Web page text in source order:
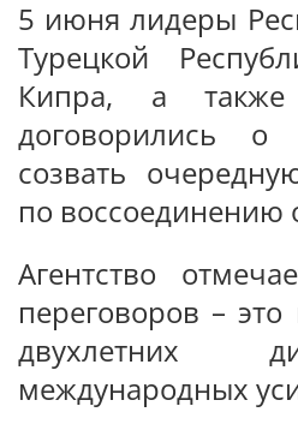
5 июня лидеры
Турецкой
Кипра, а
договорились о
созвать
по воссоединению
Агентство
переговоров –
двухлетних
международных